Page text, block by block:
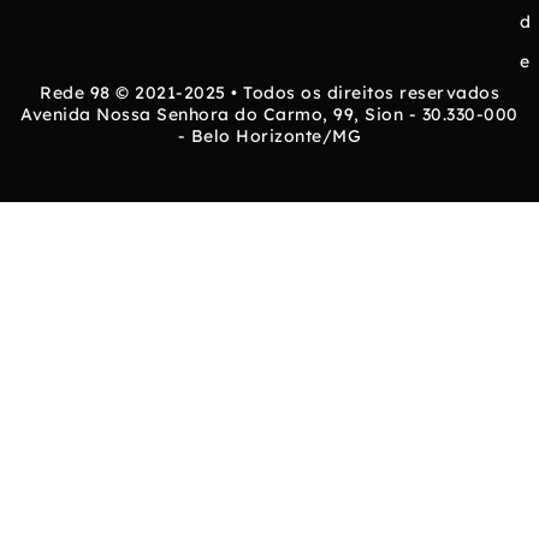
d
e
Rede 98 © 2021-2025 • Todos os direitos reservados
Avenida Nossa Senhora do Carmo, 99, Sion - 30.330-000
- Belo Horizonte/MG